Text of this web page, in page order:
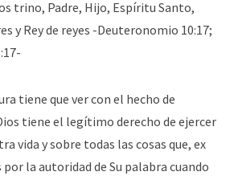
trino, Padre, Hijo, Espíritu Santo,
y Rey de reyes -Deuteronomio 10:17;
tiene que ver con el hecho de
tiene el legítimo derecho de ejercer
vida y sobre todas las cosas que, ex
la autoridad de Su palabra cuando